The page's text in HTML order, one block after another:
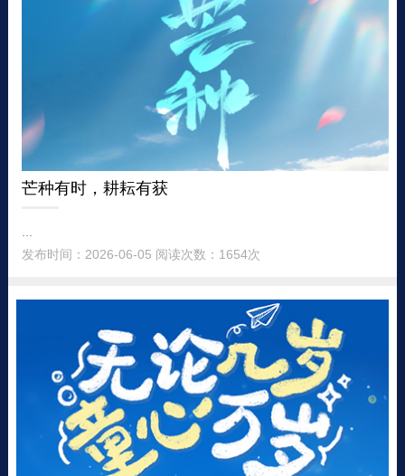
芒种有时，耕耘有获
发布时间：2026-06-05 阅读次数：1654次